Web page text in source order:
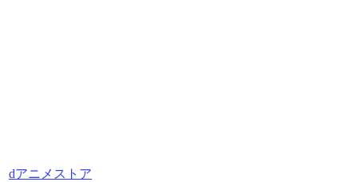
dアニメストア